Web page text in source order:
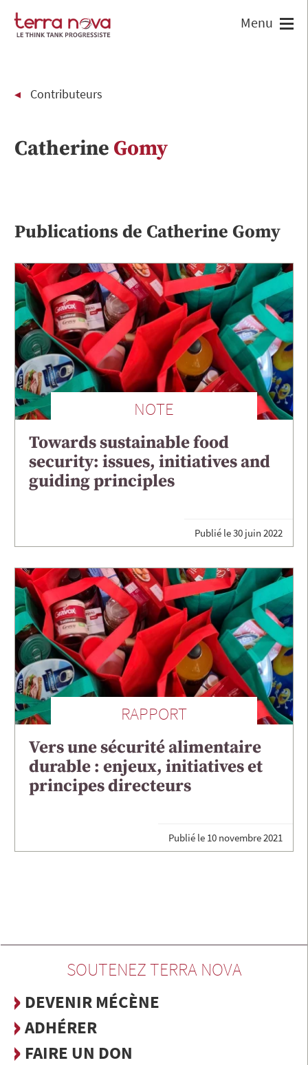
Contributeurs
Catherine Gomy
Publications de Catherine Gomy
NOTE
Towards sustainable food
security: issues, initiatives and
guiding principles
Publié le30 juin 2022
RAPPORT
Vers une sécurité alimentaire
durable : enjeux, initiatives et
principes directeurs
Publié le 10 novembre 2021
SOUTENEZ TERRA NOVA
DEVENIR MÉCÈNE
ADHÉRER
FAIRE UN DON